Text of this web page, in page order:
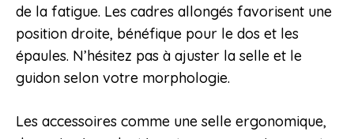
de la fatigue. Les cadres allongés favorisent une
position droite, bénéfique pour le dos et les
épaules. N’hésitez pas à ajuster la selle et le
guidon selon votre morphologie.
Les accessoires comme une selle ergonomique,